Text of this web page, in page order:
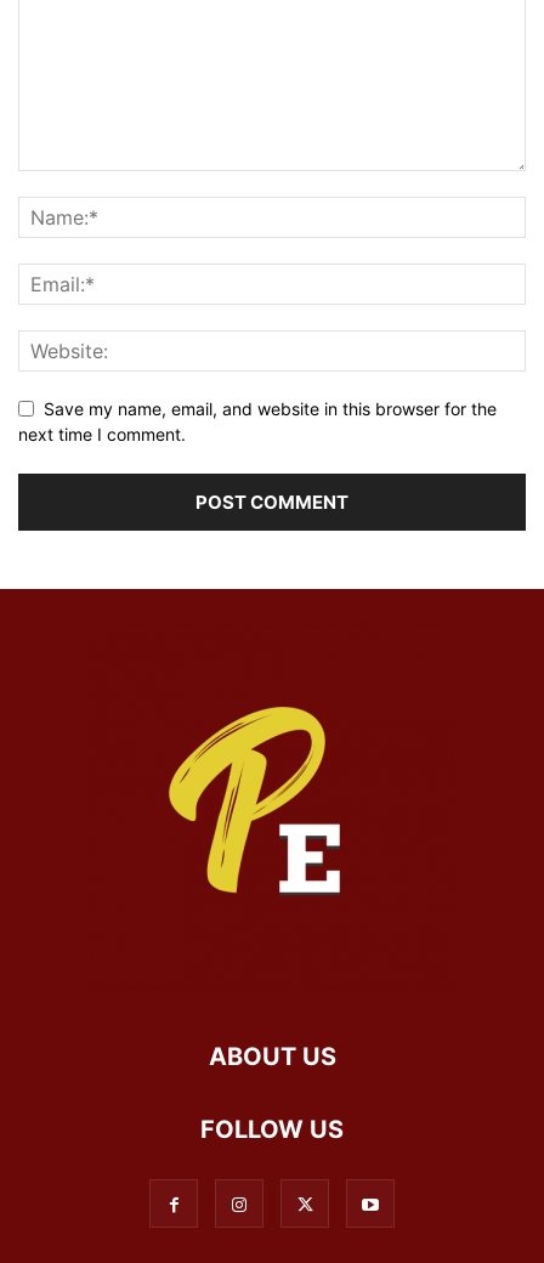
Save my name, email, and website in this browser for the
next time I comment.
ABOUT US
FOLLOW US